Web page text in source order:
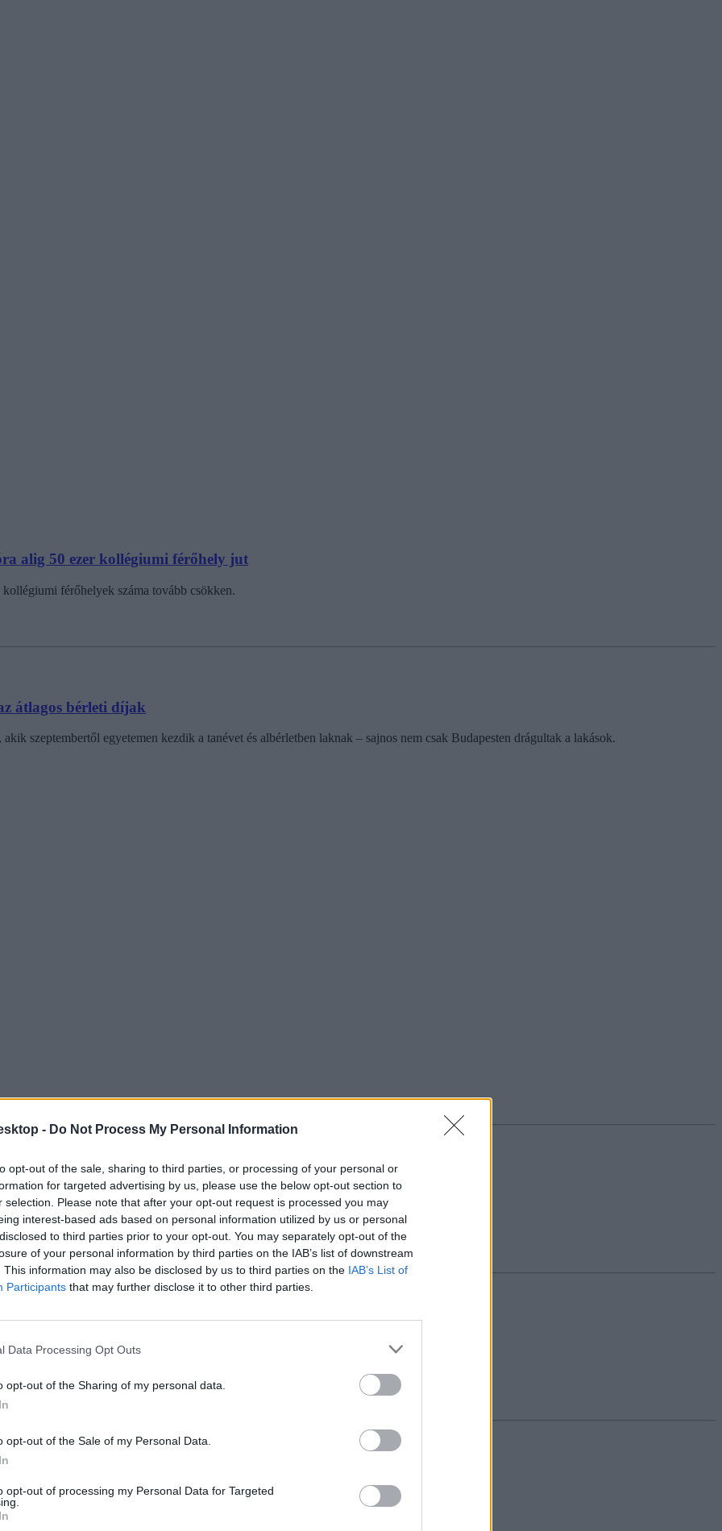
- Do Not Process My Personal Information
opt-out of the sale, sharing to third parties, or processing of your personal or
for targeted advertising by us, please use the below opt-out section to
selection. Please note that after your opt-out request is processed you may
interest-based ads based on personal information utilized by us or personal
to third parties prior to your opt-out. You may separately opt-out of the
of your personal information by third parties on the IAB’s list of downstream
This information may also be disclosed by us to third parties on the IAB’s List of
Participants that may further disclose it to other third parties.
Data Processing Opt Outs
opt-out of the Sharing of my personal data.
opt-out of the Sale of my Personal Data.
opt-out of processing my Personal Data for Targeted
alig 50 ezer kollégiumi férőhely jut
férőhelyek száma tovább csökken.
átlagos bérleti díjak
szeptembertől egyetemen kezdik a tanévet és albérletben laknak – sajnos nem csak Budapesten drágultak a lakások.
a magas albérletárak mellett
számolhatnak az egyetemisták, mint egy éve.
Budapesten
az albérletárakon is meglátszik a fővárosban.
Ezeket mindenképpen vigyétek magatokkal